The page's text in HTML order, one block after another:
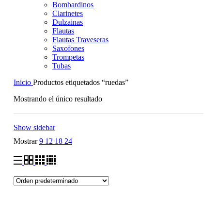
Bombardinos
Clarinetes
Dulzainas
Flautas
Flautas Traveseras
Saxofones
Trompetas
Tubas
Inicio Productos etiquetados “ruedas”
Mostrando el único resultado
Show sidebar
Mostrar9 12 18 24